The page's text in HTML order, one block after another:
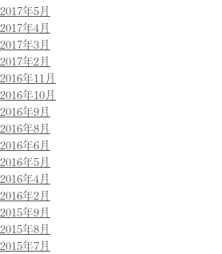
2017年5月
2017年4月
2017年3月
2017年2月
2016年11月
2016年10月
2016年9月
2016年8月
2016年6月
2016年5月
2016年4月
2016年2月
2015年9月
2015年8月
2015年7月